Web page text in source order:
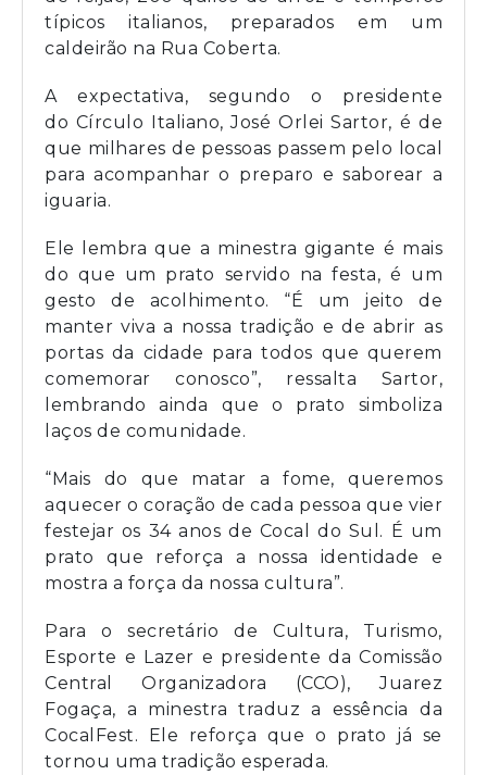
típicos italianos, preparados em um
caldeirão na Rua Coberta.
A expectativa, segundo o presidente
do Círculo Italiano, José Orlei Sartor, é de
que milhares de pessoas passem pelo local
para acompanhar o preparo e saborear a
iguaria.
Ele lembra que a minestra gigante é mais
do que um prato servido na festa, é um
gesto de acolhimento. “É um jeito de
manter viva a nossa tradição e de abrir as
portas da cidade para todos que querem
comemorar conosco”, ressalta Sartor,
lembrando ainda que o prato simboliza
laços de comunidade.
“Mais do que matar a fome, queremos
aquecer o coração de cada pessoa que vier
festejar os 34 anos de Cocal do Sul. É um
prato que reforça a nossa identidade e
mostra a força da nossa cultura”.
Para o secretário de Cultura, Turismo,
Esporte e Lazer e presidente da Comissão
Central Organizadora (CCO), Juarez
Fogaça, a minestra traduz a essência da
CocalFest. Ele reforça que o prato já se
tornou uma tradição esperada.